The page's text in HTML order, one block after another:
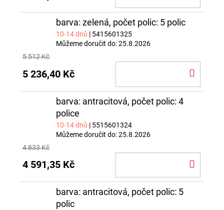
barva: zelená, počet polic: 5 polic
10-14 dnů | 5415601325
Můžeme doručit do:25.8.2026
5 512 Kč
5 236,40 Kč
barva: antracitová, počet polic: 4
police
10-14 dnů | 5515601324
Můžeme doručit do:25.8.2026
4 833 Kč
4 591,35 Kč
barva: antracitová, počet polic: 5
polic